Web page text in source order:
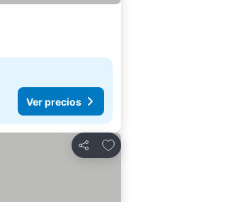
Ver precios
Compartir
Agregar a favoritos